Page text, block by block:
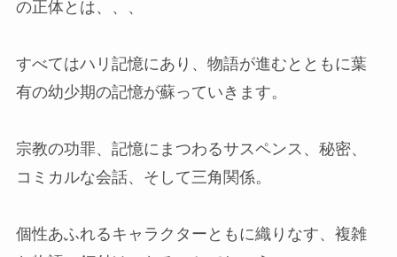
の正体とは、、、
すべてはハリ記憶にあり、物語が進むとともに葉
有の幼少期の記憶が蘇っていきます。
宗教の功罪、記憶にまつわるサスペンス、秘密、
コミカルな会話、そして三角関係。
個性あふれるキャラクターともに織りなす、複雑